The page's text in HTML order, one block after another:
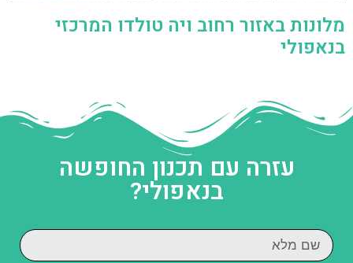
מלונות באזור רחוב ויה טולדו המרכזי
בנאפולי
עזרה עם תכנון החופשה
בנאפולי?